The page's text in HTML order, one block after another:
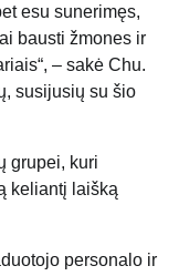
esu sunerimęs,
bausti žmones ir
– sakė Chu.
susijusių su šio
grupei, kuri
keliantį laišką
personalo ir